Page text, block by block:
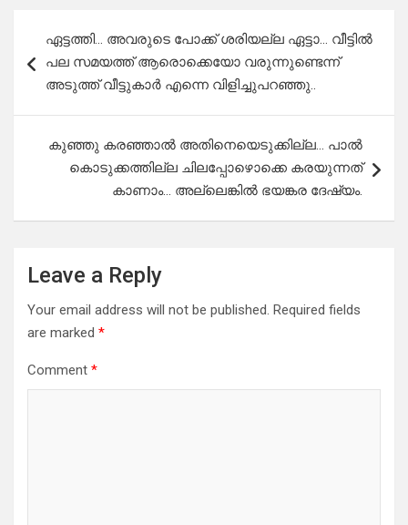
navigation
ഏട്ടത്തി… അവരുടെ പോക്ക് ശരിയല്ല ഏട്ടാ… വീട്ടിൽ
പല സമയത്ത് ആരൊക്കെയോ വരുന്നുണ്ടെന്ന്
അടുത്ത് വീട്ടുകാർ എന്നെ വിളിച്ചുപറഞ്ഞു..
കുഞ്ഞു കരഞ്ഞാൽ അതിനെയെടുക്കില്ല… പാൽ
കൊടുക്കത്തില്ല ചിലപ്പോഴൊക്കെ കരയുന്നത്
കാണാം… അല്ലെങ്കിൽ ഭയങ്കര ദേഷ്യം.
Leave a Reply
Your email address will not be published. Required fields
are marked *
Comment *